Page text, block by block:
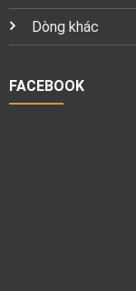
Dòng khác
FACEBOOK